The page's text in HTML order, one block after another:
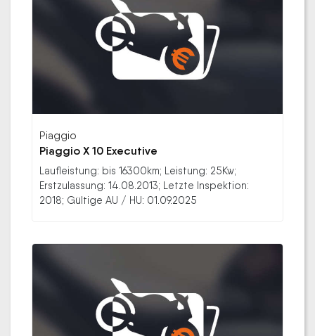
Piaggio
Piaggio X 10 Executive
Laufleistung: bis 16300km; Leistung: 25Kw;
Erstzulassung: 14.08.2013; Letzte Inspektion:
2018; Gültige AU / HU: 01.09.2025